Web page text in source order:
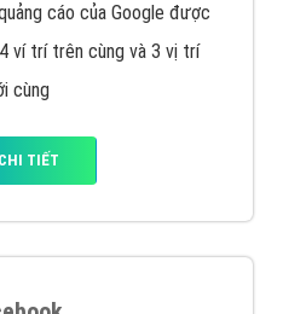
cáo của Google được
ví trí trên cùng và 3 vị trí
cùng
TIẾT